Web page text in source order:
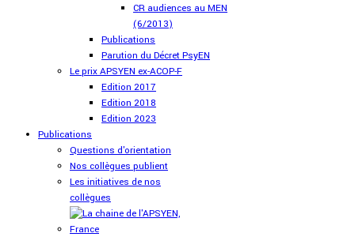
CR audiences au MEN
(6/2013)
Publications
Parution du Décret PsyEN
Le prix APSYEN ex-ACOP-F
Edition 2017
Edition 2018
Edition 2023
Publications
Questions d'orientation
Nos collègues publient
Les initiatives de nos
collègues